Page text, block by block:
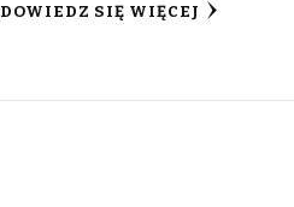
DOWIEDZ SIĘ WIĘCEJ